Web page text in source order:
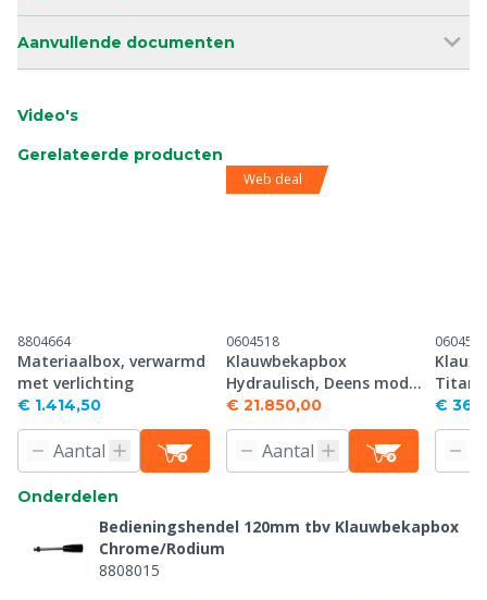
Aanvullende documenten
Video's
Gerelateerde producten
8804664
Materiaalbox, verwarmd
met verlichting
€ 1.414,50
Web deal
0604518
Klauwbekapbox
Hydraulisch, Deens model
E5-1
€ 21.850,00
0604577
Klaux
€
Onderdelen
Bedieningshendel 120mm tbv Klauwbekapbox
Chrome/Rodium
8808015